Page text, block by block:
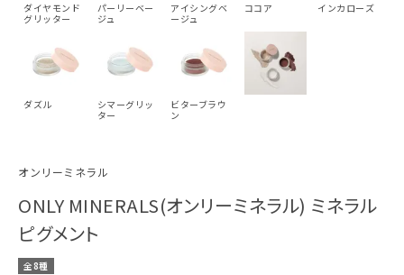
ダイヤモンド
グリッター
パーリーベー
ジュ
アイシングベ
ージュ
ココア インカローズ
ダズル
シマーグリッ
ター
ビターブラウ
ン
オンリーミネラル
ONLY MINERALS(オンリーミネラル) ミネラル
ピグメント
全8種